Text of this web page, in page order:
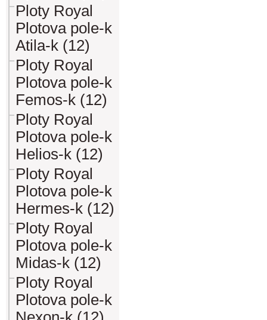
Ploty Royal
Plotova pole-k
Atila-k (12)
Ploty Royal
Plotova pole-k
Femos-k (12)
Ploty Royal
Plotova pole-k
Helios-k (12)
Ploty Royal
Plotova pole-k
Hermes-k (12)
Ploty Royal
Plotova pole-k
Midas-k (12)
Ploty Royal
Plotova pole-k